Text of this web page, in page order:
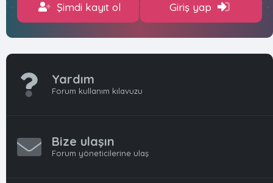
Şimdi kayıt ol Giriş yap
Yardım
Forum kullanım kılavuzu
Bize ulaşın
Forum yöneticilerine ulaş